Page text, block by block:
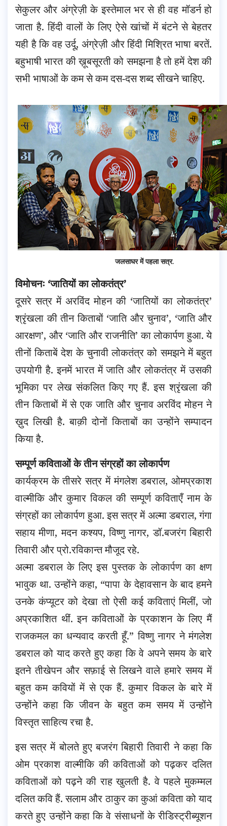
सेकुलर और अंग्रेज़ी के इस्तेमाल भर से ही वह मॉडर्न हो
जाता है. हिंदी वालों के लिए ऐसे खांचों में बंटने से बेहतर
यही है कि वह उर्दू, अंग्रेज़ी और हिंदी मिश्रित भाषा बरतें.
बहुभाषी भारत की ख़ूबसूरती को समझना है तो हमें देश की
सभी भाषाओं के कम से कम दस-दस शब्द सीखने चाहिए.
जलसाघर में पहला सत्र.
विमोचनः ‘जातियों का लोकतंत्र’
दूसरे सत्र में अरविंद मोहन की ‘जातियों का लोकतंत्र’
श्रृंखला की तीन किताबों ‘जाति और चुनाव’, ‘जाति और
आरक्षण’, और ‘जाति और राजनीति’ का लोकार्पण हुआ. ये
तीनों किताबें देश के चुनावी लोकतंत्र को समझने में बहुत
उपयोगी है. इनमें भारत में जाति और लोकतंत्र में उसकी
भूमिका पर लेख संकलित किए गए हैं. इस श्रृंखला की
तीन किताबों में से एक जाति और चुनाव अरविंद मोहन ने
ख़ुद लिखी है. बाक़ी दोनों किताबों का उन्होंने सम्पादन
किया है.
सम्पूर्ण कविताओं के तीन संग्रहों का लोकार्पण
कार्यक्रम के तीसरे सत्र में मंगलेश डबराल, ओमप्रकाश
वाल्मीकि और कुमार विकल की सम्पूर्ण कविताएँ नाम के
संग्रहों का लोकार्पण हुआ. इस सत्र में अल्मा डबराल, गंगा
सहाय मीणा, मदन कश्यप, विष्णु नागर, डॉ.बजरंग बिहारी
तिवारी और प्रो.रविकान्त मौजूद रहे.
अल्मा डबराल के लिए इस पुस्तक के लोकार्पण का क्षण
भावुक था. उन्होंने कहा, “पापा के देहावसान के बाद हमने
उनके कंप्यूटर को देखा तो ऐसी कई कविताएं मिलीं, जो
अप्रकाशित थीं. इन कविताओं के प्रकाशन के लिए मैं
राजकमल का धन्यवाद करती हूँ.” विष्णु नागर ने मंगलेश
डबराल को याद करते हुए कहा कि वे अपने समय के बारे
इतने तीखेपन और सफ़ाई से लिखने वाले हमारे समय में
बहुत कम कवियों में से एक हैं. कुमार विकल के बारे में
उन्होंने कहा कि जीवन के बहुत कम समय में उन्होंने
विस्तृत साहित्य रचा है.
इस सत्र में बोलते हुए बजरंग बिहारी तिवारी ने कहा कि
ओम प्रकाश वाल्मीकि की कविताओं को पढ़कर दलित
कविताओं को पढ़ने की राह खुलती है. वे पहले मुकम्मल
दलित कवि हैं. सलाम और ठाकुर का कुआं कविता को याद
करते हुए उन्होंने कहा कि वे संसाधनों के रीडिस्ट्रीब्यूशन